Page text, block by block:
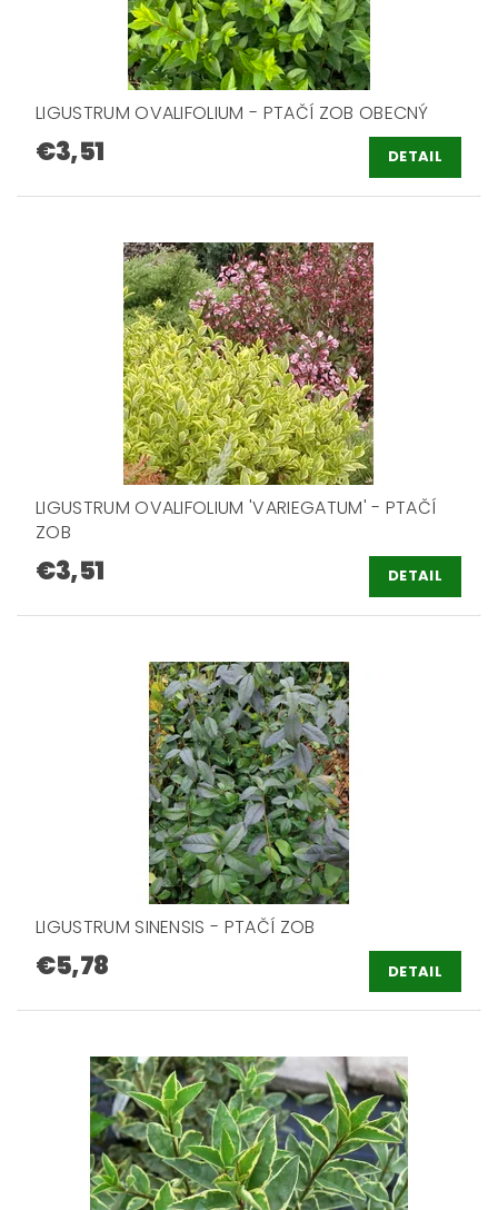
LIGUSTRUM OVALIFOLIUM - PTAČÍ ZOB OBECNÝ
€3,51 DETAIL
LIGUSTRUM OVALIFOLIUM 'VARIEGATUM' - PTAČÍ
ZOB
€3,51 DETAIL
LIGUSTRUM SINENSIS - PTAČÍ ZOB
€5,78 DETAIL